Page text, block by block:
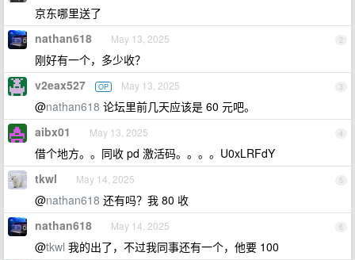
京东哪里送了
2
nathan618 May 13, 2025
刚好有一个，多少收？
3
v2eax527 OP May 13, 2025
@nathan618 论坛里前几天应该是 60 元吧。
4
aibx01 May 13, 2025
借个地方。。同收 pd 激活码。。。。U0xLRFdY
5
tkwl May 14, 2025
@nathan618 还有吗？我 80 收
6
nathan618 May 14, 2025
@tkwl 我的出了，不过我同事还有一个，他要 100